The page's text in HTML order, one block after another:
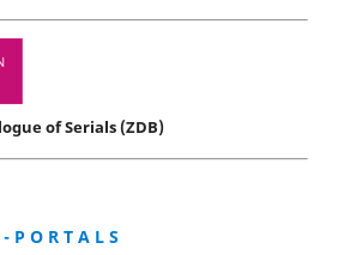
of Serials (ZDB)
P O R T A L S